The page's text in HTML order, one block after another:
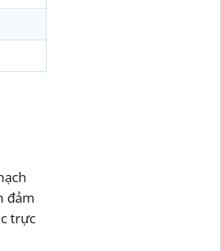
đảm
trực